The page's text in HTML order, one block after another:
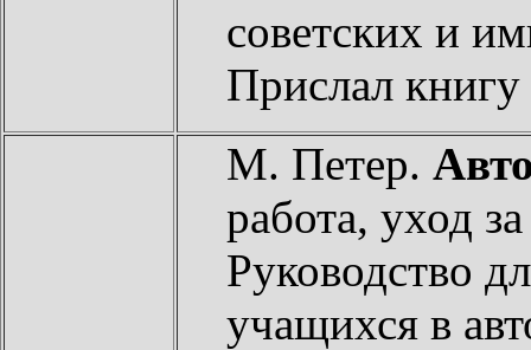
советских и
Прислал книгу
М. Петер.
работа, уход
Руководство
учащихся в